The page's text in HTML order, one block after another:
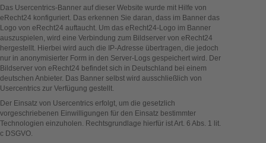
Das Usercentrics-Banner auf dieser Website wurde mit Hilfe von
eRecht24 konfiguriert. Das erkennen Sie daran, dass im Banner das
Logo von eRecht24 auftaucht. Um das eRecht24-Logo im Banner
auszuspielen, wird eine Verbindung zum Bildserver von eRecht24
hergestellt. Hierbei wird auch die IP-Adresse übertragen, die jedoch
nur in anonymisierter Form in den Server-Logs gespeichert wird. Der
Bildserver von eRecht24 befindet sich in Deutschland bei einem
deutschen Anbieter. Das Banner selbst wird ausschließlich von
Usercentrics zur Verfügung gestellt.
Der Einsatz von Usercentrics erfolgt, um die gesetzlich
vorgeschriebenen Einwilligungen für den Einsatz bestimmter
Technologien einzuholen. Rechtsgrundlage hierfür ist Art. 6 Abs. 1 lit.
c DSGVO.